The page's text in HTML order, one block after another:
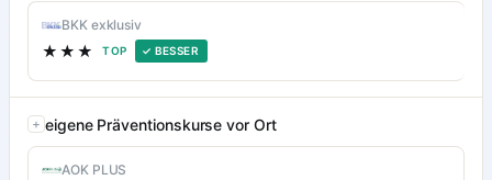
BKK exklusiv
★★★ TOP ✓ BESSER
eigene Präventionskurse vor Ort
AOK PLUS